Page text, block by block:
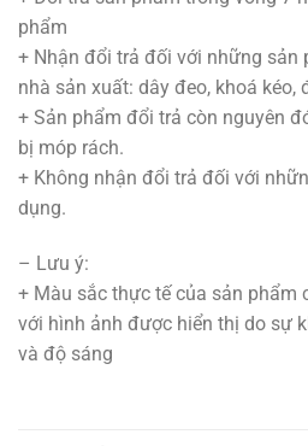
phẩm
+ Nhận đổi trả đối với những sản
nhà sản xuất: dây đeo, khoá kéo,
+ Sản phẩm đổi trả còn nguyên
bị móp rách.
+ Không nhận đổi trả đối với
dụng.
– Lưu ý:
+ Màu sắc thực tế của sản phẩm
với hình ảnh được hiển thị do sự
và độ sáng